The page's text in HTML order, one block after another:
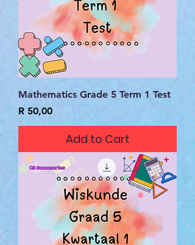
Mathematics Grade 5 Term 1 Test
Price
R 50,00
Add to Cart